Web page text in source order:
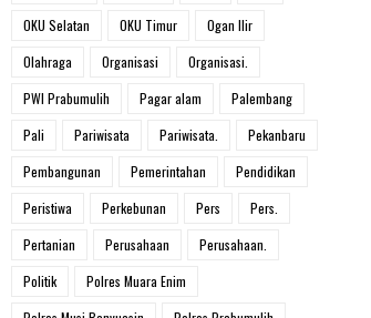
OKU Selatan
OKU Timur
Ogan Ilir
Olahraga
Organisasi
Organisasi.
PWI Prabumulih
Pagar alam
Palembang
Pali
Pariwisata Pariwisata.
Pekanbaru
Pembangunan
Pemerintahan
Pendidikan
Peristiwa
Perkebunan Pers
Pers.
Pertanian
Perusahaan
Perusahaan.
Politik
Polres Muara Enim